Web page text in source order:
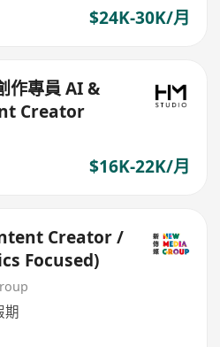
$24K-30K/月
作專員 AI &
Creator
$16K-22K/月
Creator /
Focused)
期